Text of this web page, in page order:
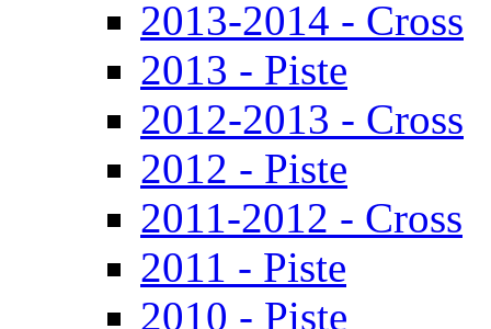
2013-2014 - Cross
2013 - Piste
2012-2013 - Cross
2012 - Piste
2011-2012 - Cross
2011 - Piste
2010 - Piste